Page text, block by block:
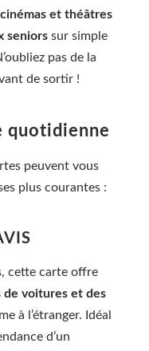
et théâtres
seniors sur simple
pas de la
de sortir !
quotidienne
peuvent vous
plus courantes :
cette carte offre
de voitures et des
à l’étranger. Idéal
d’un